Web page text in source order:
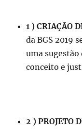
1 ) CRIAÇÃO
da BGS 2019
uma sugestão
conceito e
2 ) PROJETO